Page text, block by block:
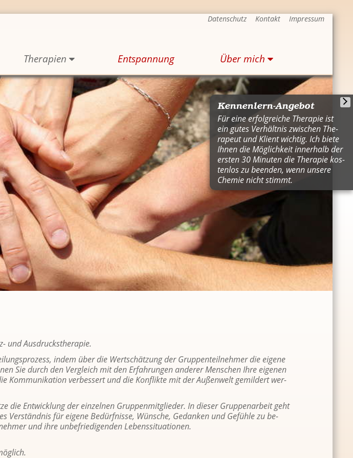
Da­ten­schutz Kon­takt Im­pres­sum
The­ra­pi­en Ent­span­nung Über mich
und Aus­drucks­the­ra­pie.
indem über die Wert­schät­zung der Grup­pen­teil­neh­mer die ei­ge­ne
Sie durch den Ver­gleich mit den Er­fah­run­gen an­de­rer Men­schen Ihre ei­ge­nen
Kom­mu­ni­ka­ti­on ver­bes­sert und die Kon­flik­te mit der Au­ßen­welt ge­mil­dert wer­
die Ent­wick­lung der ein­zel­nen Grup­pen­mit­glie­der. In die­ser Grup­pen­ar­beit geht
Ver­ständ­nis für ei­ge­ne Be­dürf­nis­se, Wün­sche, Ge­dan­ken und Ge­füh­le zu be­
und ihre un­be­frie­di­gen­den Le­bens­si­tua­tio­nen.
Ken­nen­lern-An­ge­bot
Für eine er­folg­rei­che The­ra­pie ist
ein gutes Ver­hält­nis zwi­schen The­
ra­peut und Kli­ent wich­tig. Ich biete
Ihnen die Mög­lich­keit in­ner­halb der
ers­ten 30 Mi­nu­ten die The­ra­pie kos­
ten­los zu be­en­den, wenn un­se­re
Che­mie nicht stimmt.